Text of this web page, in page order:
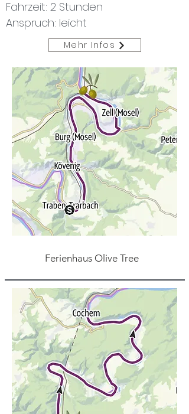
Fahrzeit: 2 Stunden
Anspruch: leicht
Mehr Infos
Ferienhaus Olive Tree